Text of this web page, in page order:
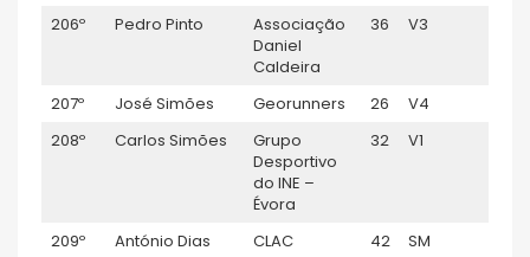
206º Pedro Pinto
Associação
Daniel
Caldeira
36 V3
207º José Simões Georunners 26 V4
208º
Carlos Simões
Grupo
Desportivo
do INE –
Évora
32 V1
209º António Dias CLAC 42 SM